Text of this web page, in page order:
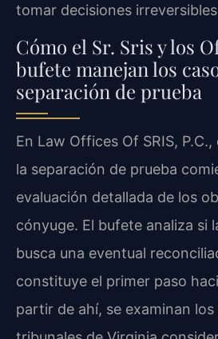
tomar decisiones
Cómo el Sr. Sris y los
bufete manejan los
separación de prueba
En Law Offices Of SRIS,
la separación de prueba
evaluación detallada de los
cónyuge. El bufete analiza si
busca una eventual
constituye el primer paso
partir de ahí, se examinan